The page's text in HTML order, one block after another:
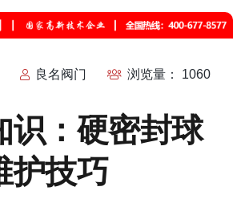
良名阀门
浏览量： 1060
识：硬密封球
护技巧